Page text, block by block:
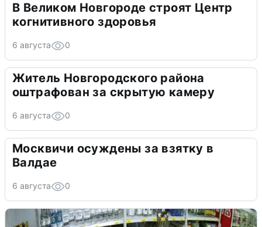
В Великом Новгороде строят Центр
когнитивного здоровья
6 августа 0
Житель Новгородского района
оштрафован за скрытую камеру
6 августа 0
Москвичи осуждены за взятку в
Валдае
6 августа 0